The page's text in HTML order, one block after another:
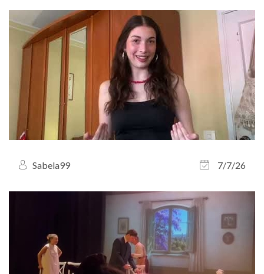
Sabela99 7/7/26